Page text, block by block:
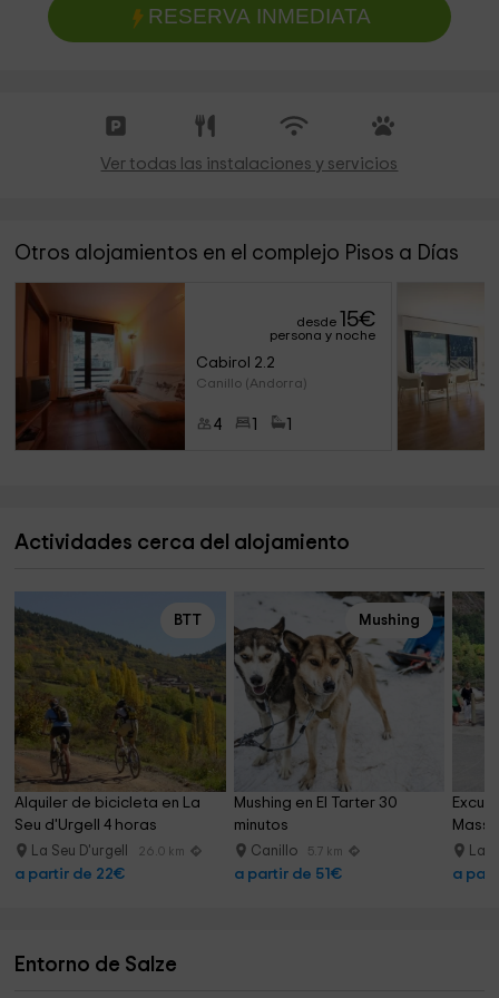
RESERVA INMEDIATA
Ver todas las instalaciones y servicios
Otros alojamientos en el complejo Pisos a Días
desde 15€
persona y noche
Cabirol 2.2
Canillo (Andorra)
4
Actividades cerca del alojamiento
BTT
Alquiler de bicicleta en La
Seu d'Urgell 4 horas
La Seu D'urgell 26.0 km
a partir de 22€
Mushing
Mushing en El Tarter 30
minutos
Canillo 5.7 km
a partir de 51€
La
a
Entorno de Salze